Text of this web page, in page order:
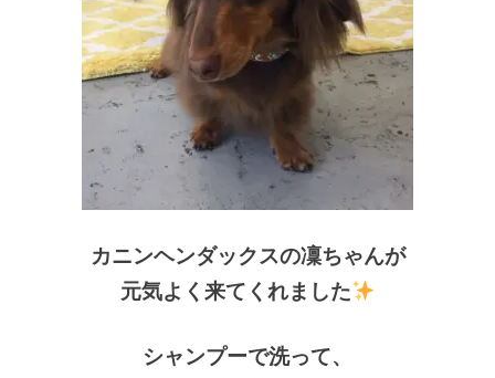
カニンヘンダックスの凜ちゃんが
元気よく来てくれました
シャンプーで洗って、